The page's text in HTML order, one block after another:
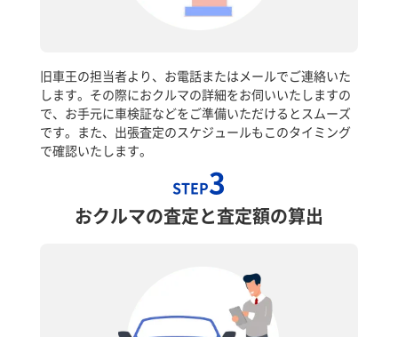
旧車王の担当者より、お電話またはメールでご連絡いた
します。その際におクルマの詳細をお伺いいたしますの
で、お手元に車検証などをご準備いただけるとスムーズ
です。また、出張査定のスケジュールもこのタイミング
で確認いたします。
STEP3
おクルマの査定と査定額の算出